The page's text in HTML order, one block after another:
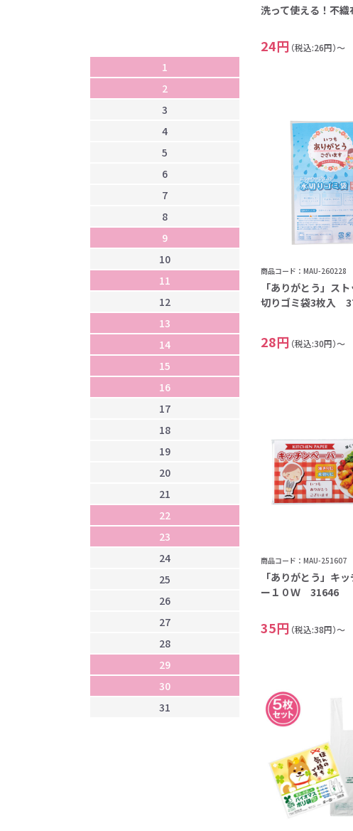
1
2
3
4
5
6
7
8
9
10
11
12
13
14
15
16
17
18
19
20
21
22
23
24
25
26
27
28
29
30
31
4
8
9
10
11
12
13
15
16
18
23
24
25
28
29
30
洗って使える！不織
24円 （税込:26円）～
商品コード：MAU-260228
「ありがとう」ス
切りゴミ袋3枚入
28円 （税込:30円）～
商品コード：MAU-251607
「ありがとう」キ
ー１０Ｗ 31646
35円 （税込:38円）～